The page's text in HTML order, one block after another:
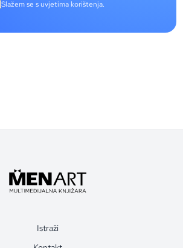
Slažem se s uvjetima korištenja.
Istraži